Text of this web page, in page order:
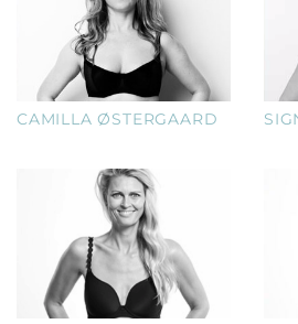
CAMILLA ØSTERGAARD